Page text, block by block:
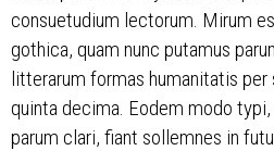
consuetudium lectorum. Mirum
gothica, quam nunc putamus
litterarum formas humanitatis
quinta decima. Eodem modo
parum clari, fiant sollemnes in